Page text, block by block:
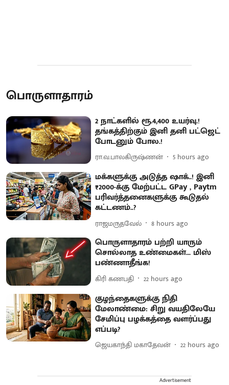
பொருளாதாரம்
2 நாட்களில் ரூ.4,400 உயர்வு.!
தங்கத்திற்கும் இனி தனி பட்ஜெட்
போடனும் போல.!
ரா.வ.பாலகிருஷ்ணன் 5 hours ago
மக்களுக்கு அடுத்த ஷாக்..! இனி
₹2000-க்கு மேற்பட்ட GPay , Paytm
பரிவர்த்தனைகளுக்கு கூடுதல்
கட்டணம்..?
ராஜமருதவேல் 8 hours ago
பொருளாதாரம் பற்றி யாரும்
சொல்லாத உண்மைகள்... மிஸ்
பண்ணாதீங்க!
கிரி கணபதி 22 hours ago
குழந்தைகளுக்கு நிதி
மேலாண்மை: சிறு வயதிலேயே
சேமிப்பு பழக்கத்தை வளர்ப்பது
எப்படி?
ஜெயகாந்தி மகாதேவன் 22 hours ago
Advertisement